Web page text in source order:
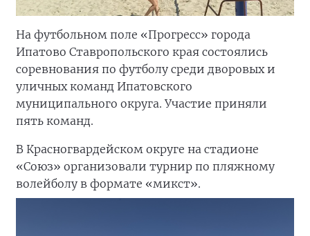
На футбольном поле «Прогресс» города
Ипатово Ставропольского края состоялись
соревнования по футболу среди дворовых и
уличных команд Ипатовского
муниципального округа. Участие приняли
пять команд.
В Красногвардейском округе на стадионе
«Союз» организовали турнир по пляжному
волейболу в формате «микст».